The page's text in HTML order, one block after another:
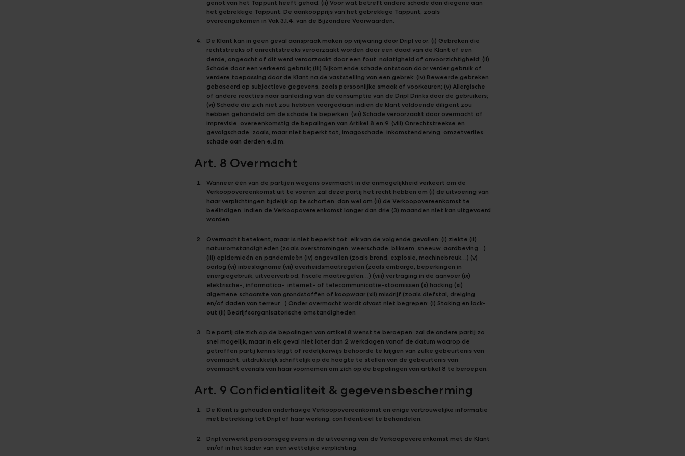
genot van het Tappunt heeft gehad. (ii) Voor wat betreft andere schade dan diegene aan
het gebrekkige Tappunt: De aankoopprijs van het gebrekkige Tappunt, zoals
overeengekomen in Vak 3.1.4. van de Bijzondere Voorwaarden.
De Klant kan in geen geval aanspraak maken op vrijwaring door Dripl voor: (i) Gebreken die
rechtstreeks of onrechtstreeks veroorzaakt worden door een daad van de Klant of een
derde, ongeacht of dit werd veroorzaakt door een fout, nalatigheid of onvoorzichtigheid; (ii)
Schade door een verkeerd gebruik; (iii) Bijkomende schade ontstaan door verder gebruik of
verdere toepassing door de Klant na de vaststelling van een gebrek; (iv) Beweerde gebreken
gebaseerd op subjectieve gegevens, zoals persoonlijke smaak of voorkeuren; (v) Allergische
of andere reacties naar aanleiding van de consumptie van de Dripl Drinks door de gebruikers;
(vi) Schade die zich niet zou hebben voorgedaan indien de klant voldoende diligent zou
hebben gehandeld om de schade te beperken; (vii) Schade veroorzaakt door overmacht of
imprevisie, overeenkomstig de bepalingen van Artikel 8 en 9. (viii) Onrechtstreekse en
gevolgschade, zoals, maar niet beperkt tot, imagoschade, inkomstenderving, omzetverlies,
schade aan derden e.d.m.
Art. 8 Overmacht
Wanneer één van de partijen wegens overmacht in de onmogelijkheid verkeert om de
Verkoopovereenkomst uit te voeren zal deze partij het recht hebben om (i) de uitvoering van
haar verplichtingen tijdelijk op te schorten, dan wel om (ii) de Verkoopovereenkomst te
beëindigen, indien de Verkoopovereenkomst langer dan drie (3) maanden niet kan uitgevoerd
worden.
Overmacht betekent, maar is niet beperkt tot, elk van de volgende gevallen: (i) ziekte (ii)
natuuromstandigheden (zoals overstromingen, weerschade, bliksem, sneeuw, aardbeving…)
(iii) epidemieën en pandemieën (iv) ongevallen (zoals brand, explosie, machinebreuk…) (v)
oorlog (vi) inbeslagname (vii) overheidsmaatregelen (zoals embargo, beperkingen in
energiegebruik, uitvoerverbod, fiscale maatregelen…) (viii) vertraging in de aanvoer (ix)
elektrische-, informatica-, internet- of telecommunicatie-stoornissen (x) hacking (xi)
algemene schaarste van grondstoffen of koopwaar (xii) misdrijf (zoals diefstal, dreiging
en/of daden van terreur…) Onder overmacht wordt alvast niet begrepen: (i) Staking en lock-
out (ii) Bedrijfsorganisatorische omstandigheden
De partij die zich op de bepalingen van artikel 8 wenst te beroepen, zal de andere partij zo
snel mogelijk, maar in elk geval niet later dan 2 werkdagen vanaf de datum waarop de
getroffen partij kennis krijgt of redelijkerwijs behoorde te krijgen van zulke gebeurtenis van
overmacht, uitdrukkelijk schriftelijk op de hoogte te stellen van de gebeurtenis van
overmacht evenals van haar voornemen om zich op de bepalingen van artikel 8 te beroepen.
Art. 9 Confidentialiteit & gegevensbescherming
De Klant is gehouden onderhavige Verkoopovereenkomst en enige vertrouwelijke informatie
met betrekking tot Dripl of haar werking, confidentieel te behandelen.
Dripl verwerkt persoonsgegevens in de uitvoering van de Verkoopovereenkomst met de Klant
en/of in het kader van een wettelijke verplichting.